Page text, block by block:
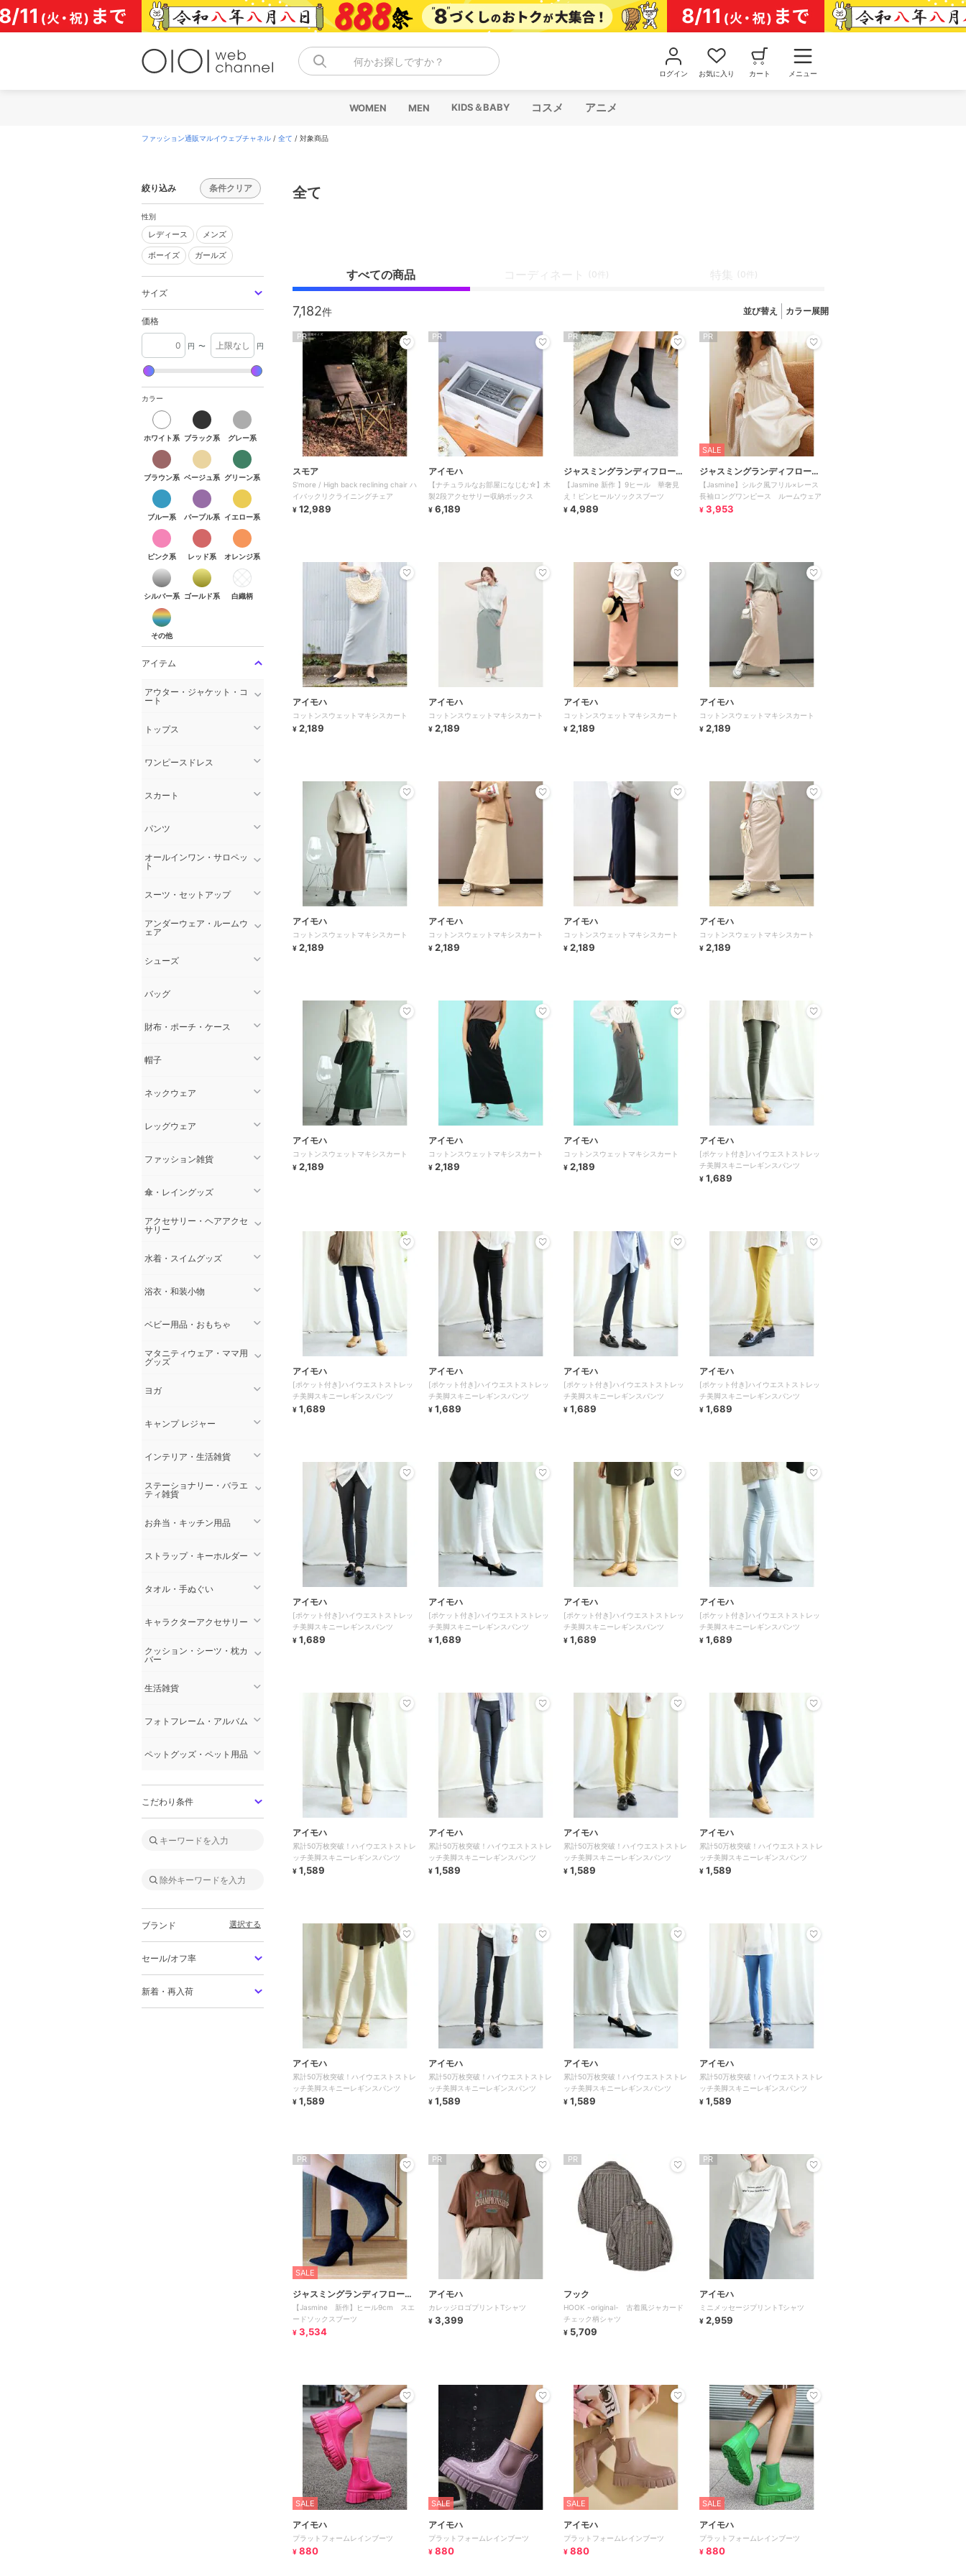
コ
ン
テ
何かお探しですか？
ログイン お気に入り カート メニュー
WOMEN MEN KIDS＆BABY コスメ アニメ
ファッション通販マルイウェブチャネル / 全て / 対象商品
絞り込み 条件クリア
性別
レディース メンズ
ボーイズ ガールズ
サイズ
価格
円 〜 円
カラー
ホワイト系 ブラック系 グレー系
ブラウン系 ベージュ系 グリーン系
ブルー系 パープル系 イエロー系
ピンク系 レッド系 オレンジ系
シルバー系 ゴールド系 白織柄
その他
アイテム
アウター・ジャケット・コ
ート
トップス
ワンピースドレス
スカート
パンツ
オールインワン・サロペッ
ト
スーツ・セットアップ
アンダーウェア・ルームウ
ェア
シューズ
バッグ
財布・ポーチ・ケース
帽子
ネックウェア
レッグウェア
ファッション雑貨
傘・レイングッズ
アクセサリー・ヘアアクセ
サリー
水着・スイムグッズ
浴衣・和装小物
ベビー用品・おもちゃ
マタニティウェア・ママ用
グッズ
ヨガ
キャンプ レジャー
インテリア・生活雑貨
ステーショナリー・バラエ
ティ雑貨
お弁当・キッチン用品
ストラップ・キーホルダー
タオル・手ぬぐい
キャラクターアクセサリー
クッション・シーツ・枕カ
バー
生活雑貨
フォトフレーム・アルバム
ペットグッズ・ペット用品
こだわり条件
ブランド 選択する
セール/オフ率
新着・再入荷
全て
すべての商品 コーディネート (0件) 特集 (0件)
7,182 並び替え カラー展開
PR
スモア
S'more / High back reclining chair ハ
イバックリクライニングチェア
¥ 12,989
PR
アイモハ
【ナチュラルなお部屋になじむ☆】木
製2段アクセサリー収納ボックス
¥ 6,189
PR
ジャスミングランディフローラ
ム
【Jasmine 新作 】9ヒール 華奢見
え！ピンヒールソックスブーツ
¥ 4,989
PR
SALE
ジャスミングランディフローラ
ム
【Jasmine】シルク風フリル×レース
長袖ロングワンピース ルームウェア
¥ 3,953
アイモハ
コットンスウェットマキシスカート
¥ 2,189
アイモハ
コットンスウェットマキシスカート
¥ 2,189
アイモハ
コットンスウェットマキシスカート
¥ 2,189
アイモハ
コットンスウェットマキシスカート
¥ 2,189
アイモハ
コットンスウェットマキシスカート
¥ 2,189
アイモハ
コットンスウェットマキシスカート
¥ 2,189
アイモハ
コットンスウェットマキシスカート
¥ 2,189
アイモハ
コットンスウェットマキシスカート
¥ 2,189
アイモハ
コットンスウェットマキシスカート
¥ 2,189
アイモハ
コットンスウェットマキシスカート
¥ 2,189
アイモハ
コットンスウェットマキシスカート
¥ 2,189
アイモハ
[ポケット付き]ハイウエストストレッ
チ美脚スキニーレギンスパンツ
¥ 1,689
アイモハ
[ポケット付き]ハイウエストストレッ
チ美脚スキニーレギンスパンツ
¥ 1,689
アイモハ
[ポケット付き]ハイウエストストレッ
チ美脚スキニーレギンスパンツ
¥ 1,689
アイモハ
[ポケット付き]ハイウエストストレッ
チ美脚スキニーレギンスパンツ
¥ 1,689
アイモハ
[ポケット付き]ハイウエストストレッ
チ美脚スキニーレギンスパンツ
¥ 1,689
アイモハ
[ポケット付き]ハイウエストストレッ
チ美脚スキニーレギンスパンツ
¥ 1,689
アイモハ
[ポケット付き]ハイウエストストレッ
チ美脚スキニーレギンスパンツ
¥ 1,689
アイモハ
[ポケット付き]ハイウエストストレッ
チ美脚スキニーレギンスパンツ
¥ 1,689
アイモハ
[ポケット付き]ハイウエストストレッ
チ美脚スキニーレギンスパンツ
¥ 1,689
アイモハ
累計50万枚突破！ハイウエストストレ
ッチ美脚スキニーレギンスパンツ
¥ 1,589
アイモハ
累計50万枚突破！ハイウエストストレ
ッチ美脚スキニーレギンスパンツ
¥ 1,589
アイモハ
累計50万枚突破！ハイウエストストレ
ッチ美脚スキニーレギンスパンツ
¥ 1,589
アイモハ
累計50万枚突破！ハイウエストストレ
ッチ美脚スキニーレギンスパンツ
¥ 1,589
アイモハ
累計50万枚突破！ハイウエストストレ
ッチ美脚スキニーレギンスパンツ
¥ 1,589
アイモハ
累計50万枚突破！ハイウエストストレ
ッチ美脚スキニーレギンスパンツ
¥ 1,589
アイモハ
累計50万枚突破！ハイウエストストレ
ッチ美脚スキニーレギンスパンツ
¥ 1,589
アイモハ
累計50万枚突破！ハイウエストストレ
ッチ美脚スキニーレギンスパンツ
¥ 1,589
PR
SALE
ジャスミングランディフローラ
ム
【Jasmine 新作】ヒール9cm スエ
ードソックスブーツ
¥ 3,534
PR
アイモハ
カレッジロゴプリントTシャツ
¥ 3,399
PR
フック
HOOK -original- 古着風ジャカード
チェック柄シャツ
¥ 5,709
PR
アイモハ
ミニメッセージプリントTシャツ
¥ 2,959
SALE
アイモハ
プラットフォームレインブーツ
¥ 880
SALE
アイモハ
プラットフォームレインブーツ
¥ 880
SALE
アイモハ
プラットフォームレインブーツ
¥ 880
SALE
アイモハ
プラットフォームレインブーツ
¥ 880